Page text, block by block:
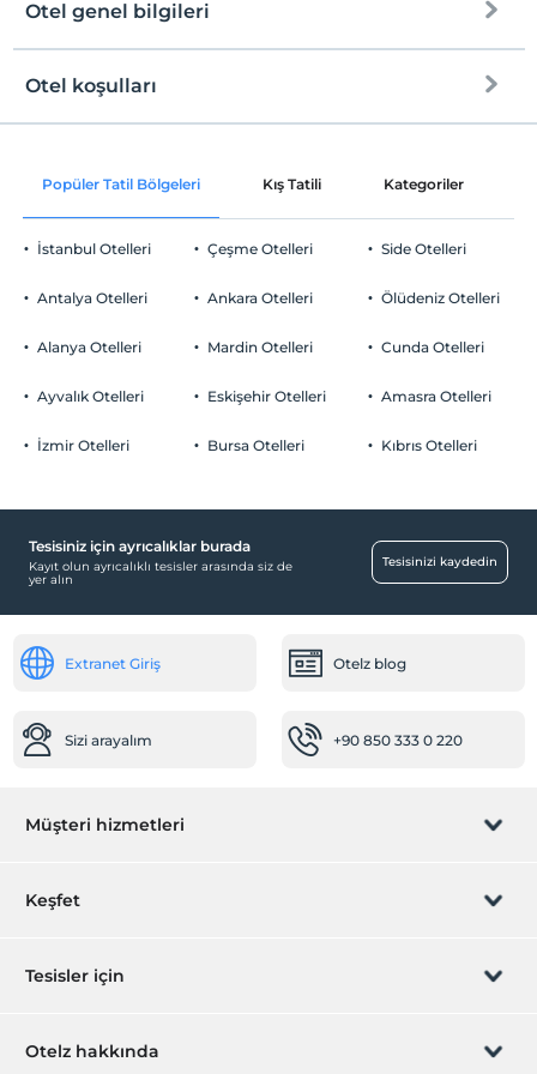
Plaja 7 km mesafededir
Otel genel bilgileri
Ortak alanlar ve tüm odalar
Otopark
Ücretsiz Halka Açık Otopark
Havuz
Klima
Barbekü olanağı
Ortak Alanlar
Otel koşulları
Check/in
Check/out
En geç saat 10:00 ve öncesi
Evcil Hayvan
2 yaşına kadar olan bebekler ücretsizdir.
Popüler Tatil Bölgeleri Kış Tatili Kategoriler
İstanbul Otelleri
Antalya Otelleri
Alanya Otelleri
Ayvalık Otelleri
İzmir Otelleri
Çeşme Otelleri
Ankara Otelleri
Mardin Otelleri
Eskişehir Otelleri
Bursa Otelleri
Side Otelleri
Ölüdeniz Otelleri
Cunda Otelleri
Amasra Otelleri
Kıbrıs Otelleri
Tesisiniz için ayrıcalıklar burada
Kayıt olun ayrıcalıklı tesisler arasında siz de
yer alın
Tesisinizi kaydedin
Extranet Giriş Otelz blog
Sizi arayalım +90 850 333 0 220
Müşteri hizmetleri
Rezervasyon yönet
Keşfet
Hediye Kart
Tesisler için
Hemen tesisinizi ekleyin
Otelz hakkında